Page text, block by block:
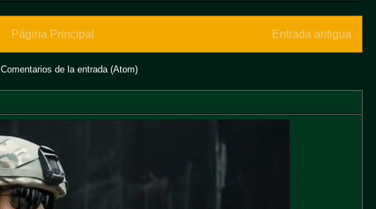
Entrada antigua
Página Principal
Comentarios de la entrada (Atom)